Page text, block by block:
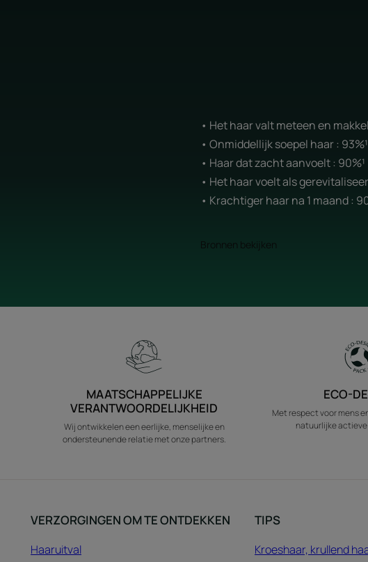
• Het haar valt meteen en
• Onmiddellijk soepel haar : 93%¹
• Haar dat zacht aanvoelt : 90%¹
• Het haar voelt als
• Krachtiger haar na 1 maand :
Bronnen bekijken
MAATSCHAPPELIJKE
VERANTWOORDELIJKHEID
Wij ontwikkelen een eerlijke, menselijke en
ondersteunende relatie met onze partners.
ECO-
Met respect voor mens
natuurlijke
VERZORGINGEN OM TE ONTDEKKEN
Haaruitval
TIPS
Kroeshaar, krullend